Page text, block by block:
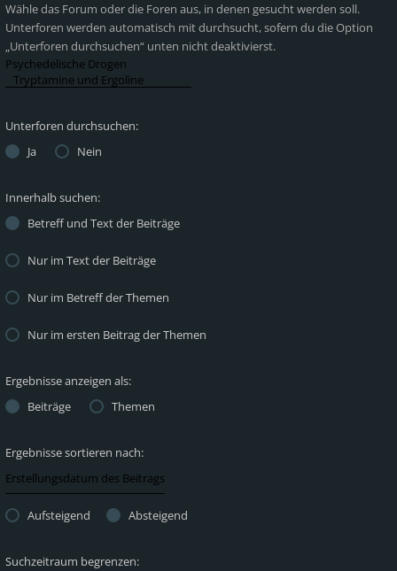
Wähle das Forum oder die Foren aus, in denen gesucht werden soll.
Unterforen werden automatisch mit durchsucht, sofern du die Option
„Unterforen durchsuchen“ unten nicht deaktivierst.
Unterforen durchsuchen:
Ja
Nein
Innerhalb suchen:
Betreff und Text der Beiträge
Nur im Text der Beiträge
Nur im Betreff der Themen
Nur im ersten Beitrag der Themen
Ergebnisse anzeigen als:
Beiträge
Themen
Ergebnisse sortieren nach:
Aufsteigend Absteigend
Suchzeitraum begrenzen: